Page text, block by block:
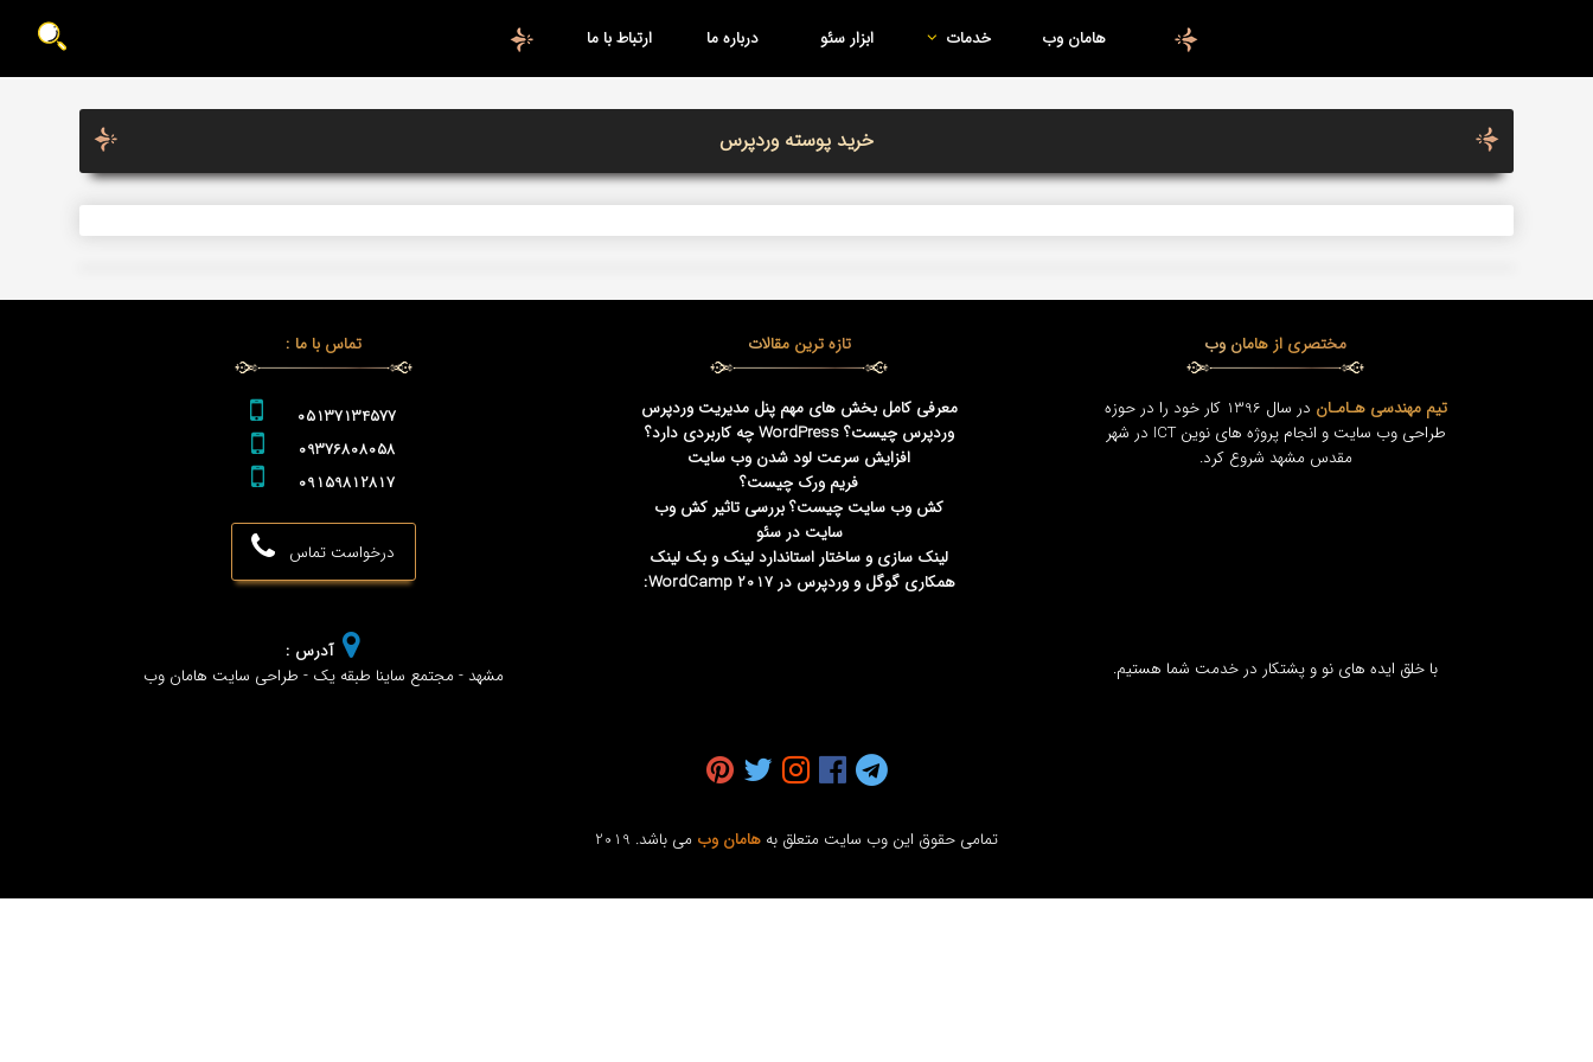
هامان وب خدمات ابزار سئو درباره ما ارتباط با ما
خرید پوسته وردپرس
مختصری از هامان وب
تیم مهندسی هـامـان
در سال 1396 کار خود را در حوزه
طراحی وب سایت و انجام پروژه های نوین ICT در شهر
مقدس مشهد شروع کرد.
با خلق ایده های نو و پشتکار در خدمت شما هستیم.
تازه ترین مقالات
معرفی کامل بخش های مهم پنل مدیریت وردپرس
وردپرس چیست؟ WordPress چه کاربردی دارد؟
افزایش سرعت لود شدن وب سایت
فریم ورک چیست؟
کش وب سایت چیست؟ بررسی تاثیر کش وب
سایت در سئو
لینک سازی و ساختار استاندارد لینک و بک لینک
همکاری گوگل و وردپرس در WordCamp 2017:
تماس با ما :
05137134577
09376808058
09159812817
درخواست تماس
آدرس :
مشهد - مجتمع ساینا طبقه یک - طراحی سایت هامان وب
تمامی حقوق این وب سایت متعلق به هامان وب می باشد. 2019